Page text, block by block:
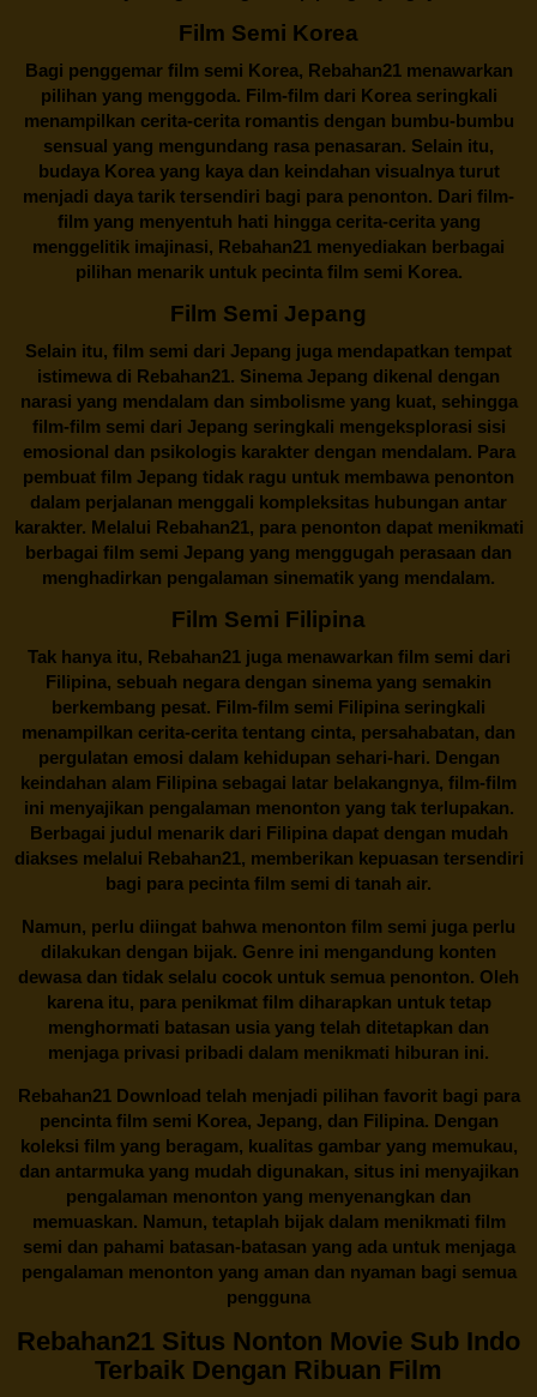
Film Semi Korea
Bagi penggemar film semi Korea, Rebahan21menawarkan
pilihan yang menggoda. Film-film dari Korea seringkali
menampilkan cerita-cerita romantis dengan bumbu-bumbu
sensual yang mengundang rasa penasaran. Selain itu,
budaya Korea yang kaya dan keindahan visualnya turut
menjadi daya tarik tersendiri bagi para penonton. Dari film-
film yang menyentuh hati hingga cerita-cerita yang
menggelitik imajinasi, Rebahan21 menyediakan berbagai
pilihan menarik untuk pecinta film semi Korea.
Film Semi Jepang
Selain itu, film semi dari Jepang juga mendapatkan tempat
istimewa di Rebahan21. Sinema Jepang dikenal dengan
narasi yang mendalam dan simbolisme yang kuat, sehingga
film-film semi dari Jepang seringkali mengeksplorasi sisi
emosional dan psikologis karakter dengan mendalam. Para
pembuat film Jepang tidak ragu untuk membawa penonton
dalam perjalanan menggali kompleksitas hubungan antar
karakter. Melalui Rebahan21, para penonton dapat menikmati
berbagai film semi Jepang yang menggugah perasaan dan
menghadirkan pengalaman sinematik yang mendalam.
Film Semi Filipina
Tak hanya itu, Rebahan21juga menawarkan film semi dari
Filipina, sebuah negara dengan sinema yang semakin
berkembang pesat. Film-film semi Filipina seringkali
menampilkan cerita-cerita tentang cinta, persahabatan, dan
pergulatan emosi dalam kehidupan sehari-hari. Dengan
keindahan alam Filipina sebagai latar belakangnya, film-film
ini menyajikan pengalaman menonton yang tak terlupakan.
Berbagai judul menarik dari Filipina dapat dengan mudah
diakses melalui Rebahan21, memberikan kepuasan tersendiri
bagi para pecinta film semi di tanah air.
Namun, perlu diingat bahwa menonton film semi juga perlu
dilakukan dengan bijak. Genre ini mengandung konten
dewasa dan tidak selalu cocok untuk semua penonton. Oleh
karena itu, para penikmat film diharapkan untuk tetap
menghormati batasan usia yang telah ditetapkan dan
menjaga privasi pribadi dalam menikmati hiburan ini.
Rebahan21Download telah menjadi pilihan favorit bagi para
pencinta film semi Korea, Jepang, dan Filipina. Dengan
koleksi film yang beragam, kualitas gambar yang memukau,
dan antarmuka yang mudah digunakan, situs ini menyajikan
pengalaman menonton yang menyenangkan dan
memuaskan. Namun, tetaplah bijak dalam menikmati film
semi dan pahami batasan-batasan yang ada untuk menjaga
pengalaman menonton yang aman dan nyaman bagi semua
pengguna
Rebahan21 Situs Nonton Movie Sub Indo
Terbaik Dengan Ribuan Film